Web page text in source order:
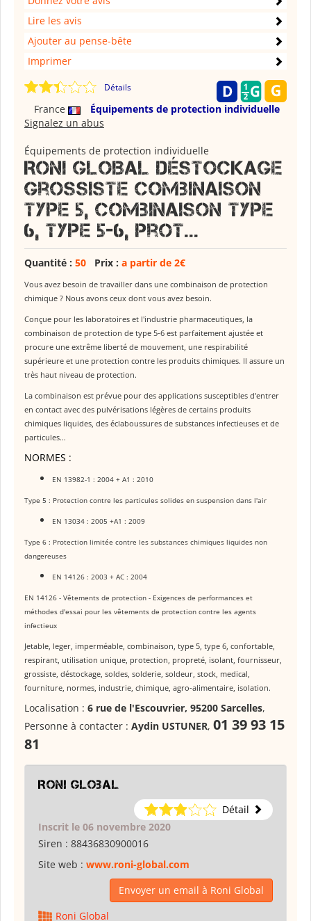
Lire les avis
Ajouter au pense-bête
Imprimer
Détails
France
Équipements de protection individuelle
Signalez un abus
Équipements de protection individuelle
RONI GLOBAL Déstockage
grossiste Combinaison
type 5, combinaison type
6, type 5-6, prot...
Quantité : 50 Prix : a partir de 2€
Vous avez besoin de travailler dans une combinaison de protection
chimique ? Nous avons ceux dont vous avez besoin.
Conçue pour les laboratoires et l'industrie pharmaceutiques, la
combinaison de protection de type 5-6 est parfaitement ajustée et
procure une extrême liberté de mouvement, une respirabilité
supérieure et une protection contre les produits chimiques. Il assure un
très haut niveau de protection.
La combinaison est prévue pour des applications susceptibles d'entrer
en contact avec des pulvérisations légères de certains produits
chimiques liquides, des éclaboussures de substances infectieuses et de
particules…
NORMES :
EN 13982-1 : 2004 + A1 : 2010
Type 5 : Protection contre les particules solides en suspension dans l'air
EN 13034 : 2005 +A1 : 2009
Type 6 : Protection limitée contre les substances chimiques liquides non
dangereuses
EN 14126 : 2003 + AC : 2004
EN 14126 - Vêtements de protection - Exigences de performances et
méthodes d'essai pour les vêtements de protection contre les agents
infectieux
Jetable, leger, imperméable, combinaison, type 5, type 6, confortable,
respirant, utilisation unique, protection, propreté, isolant, fournisseur,
grossiste, déstockage, soldes, solderie, soldeur, stock, medical,
fourniture, normes, industrie, chimique, agro-alimentaire, isolation.
Localisation : 6 rue de l'Escouvrier, 95200 Sarcelles,
Personne à contacter : Aydin USTUNER, 01 39 93 15
81
Roni Global
Détail
Inscrit le 06 novembre 2020
Siren : 88436830900016
Site web : www.roni-global.com
Envoyer un email à Roni Global
Roni Global